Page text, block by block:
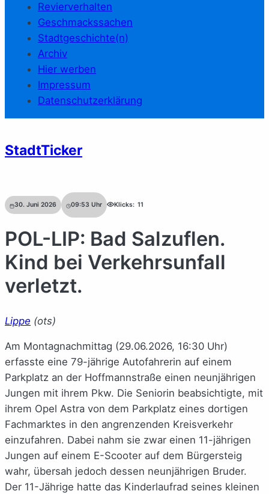
Revierverhalten
Geschmackssachen
Stadtgeschichte(n)
Archiv
Hier werben
Impressum
Datenschutzerklärung
StadtTicker
30. Juni 2026 09:53 Uhr Klicks: 11
POL-LIP: Bad Salzuflen.
Kind bei Verkehrsunfall
verletzt.
Lippe (ots)
Am Montagnachmittag (29.06.2026, 16:30 Uhr)
erfasste eine 79-jährige Autofahrerin auf einem
Parkplatz an der Hoffmannstraße einen neunjährigen
Jungen mit ihrem Pkw. Die Seniorin beabsichtigte, mit
ihrem Opel Astra von dem Parkplatz eines dortigen
Fachmarktes in den angrenzenden Kreisverkehr
einzufahren. Dabei nahm sie zwar einen 11-jährigen
Jungen auf einem E-Scooter auf dem Bürgersteig
wahr, übersah jedoch dessen neunjährigen Bruder.
Der 11-Jährige hatte das Kinderlaufrad seines kleinen